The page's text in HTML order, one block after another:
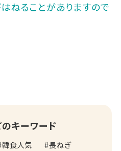
ねることがありますので
キーワード
韓食人気
長ねぎ